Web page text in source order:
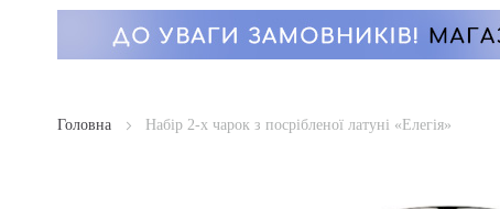
Головна Набір 2-х чарок з посрібленої латуні «Елегія»